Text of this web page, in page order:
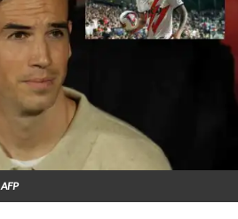
AFP